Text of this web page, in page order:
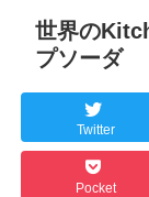
世界の
プソーダ
Twitter
Pocket